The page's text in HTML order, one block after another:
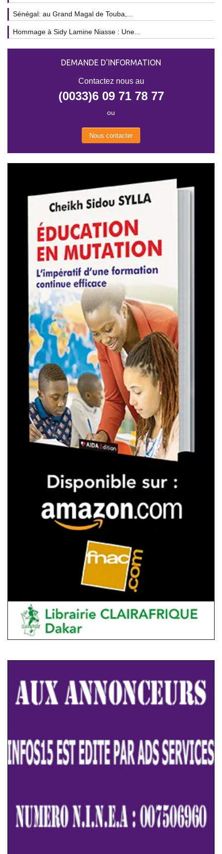
Sénégal: au Grand Magal de Touba,...
Hommage à Sidy Lamine Niasse : Une...
DEMANDE D'INFORMATION
Contactez nous au
(0033)6 09 71 78 77
ou
Nous contacter